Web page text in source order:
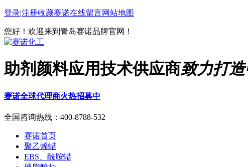
登录|注册收藏赛诺在线留言网站地图
您好！欢迎来到青岛赛诺品牌官网！
助剂颜料应用技术供应商致力打
赛诺全球代理商火热招募中
全国咨询热线： 400-8788-532
赛诺首页
聚乙烯蜡
EBS、酰胺蜡